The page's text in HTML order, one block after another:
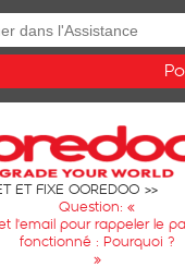
ET FIXE OOREDOO
Question: «
l'email pour rappeler le
fonctionné : Pourquoi ?
»